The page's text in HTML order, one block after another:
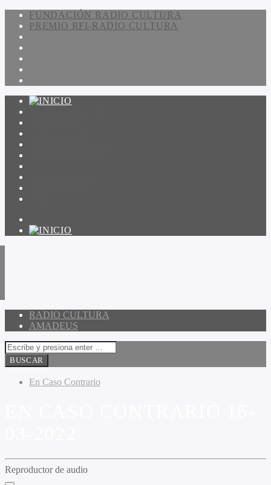
FUNDACIÓN RADIO CULTURA
PREMIO RFI-RADIO CULTURA
RADIO CULTURA
AMADEUS
En Caso Contrario
Reproductor de audio